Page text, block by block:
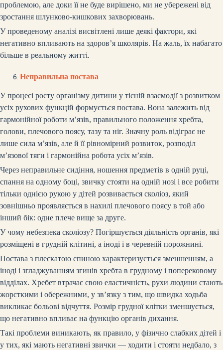
проблемою, але доки її не буде вирішено, ми не убережені від
зростання шлунково-кишкових захворювань.
У проведеному аналізі висвітлені лише деякі фактори, які
негативно впливають на здоров’я школярів. На жаль, їх набагато
більше в реальному житті.
Неправильна постава
У процесі росту організму дитини у тісній взаємодії з розвитком
усіх рухових функцій формується постава. Вона залежить від
гармонійної роботи м’язів, правильного положення хребта,
голови, плечового поясу, тазу та ніг. Значну роль відіграє не
лише сила м’язів, але й її рівномірний розвиток, розподіл
м’язової тяги і гармонійна робота усіх м’язів.
Через неправильне сидіння, ношення предметів в одній руці,
спання на одному боці, звичку стояти на одній нозі і все робити
тільки однією рукою у дітей розвивається сколіоз, який
зовнішньо проявляється в нахилі плечового поясу в той або
інший бік: одне плече вище за друге.
У чому небезпека сколіозу? Погіршується діяльність органів, які
розміщені в грудній клітині, а іноді і в черевній порожнині.
Постава з плескатою спиною характеризується зменшенням, а
іноді і згладжуванням згинів хребта в грудному і поперековому
відділах. Хребет втрачає свою еластичність, рухи людини стають
жорсткими і обережними, у зв’язку з тим, що швидка ходьба
викликає больові відчуття. Розмір грудної клітки зменшується,
що негативно впливає на функцію органів дихання.
Такі проблеми виникають, як правило, у фізично слабких дітей і
у тих, які мають негативні звички — ходити і стояти недбало, з